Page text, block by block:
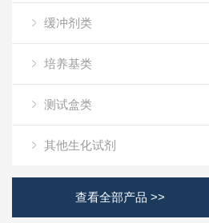
缓冲剂类
培养基类
测试盒类
其他生化试剂
查看全部产品 >>